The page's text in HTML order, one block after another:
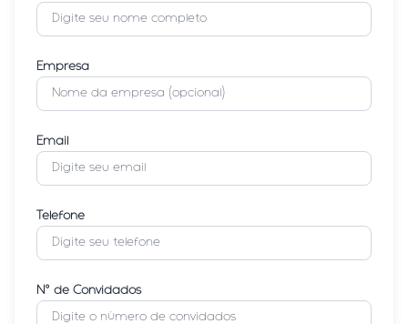
Empresa
Email
Telefone
Nº de Convidados